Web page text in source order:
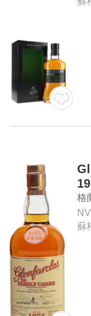
格
蘭
NV
蘇